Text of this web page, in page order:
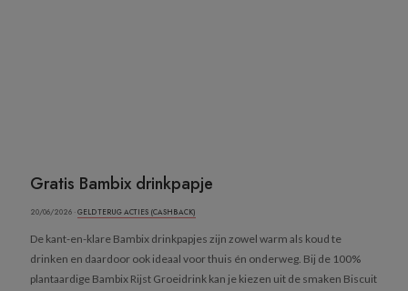
Gratis Bambix drinkpapje
20/06/2026 ·GELD TERUG ACTIES (CASHBACK)
De kant-en-klare Bambix drinkpapjes zijn zowel warm als koud te
drinken en daardoor ook ideaal voor thuis én onderweg. Bij de 100%
plantaardige Bambix Rijst Groeidrink kan je kiezen uit de smaken Biscuit